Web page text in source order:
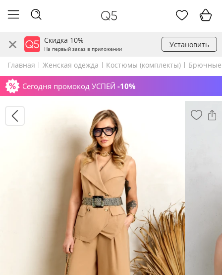
Скидка 10%
На первый заказ в приложении Установить
Главная Женская одежда Костюмы (комплекты)
Сегодня промокод УСПЕЙ -10%